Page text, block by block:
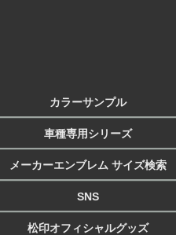
カラーサンプル
車種専用シリーズ
メーカーエンブレム サイズ検索
SNS
松印オフィシャルグッズ